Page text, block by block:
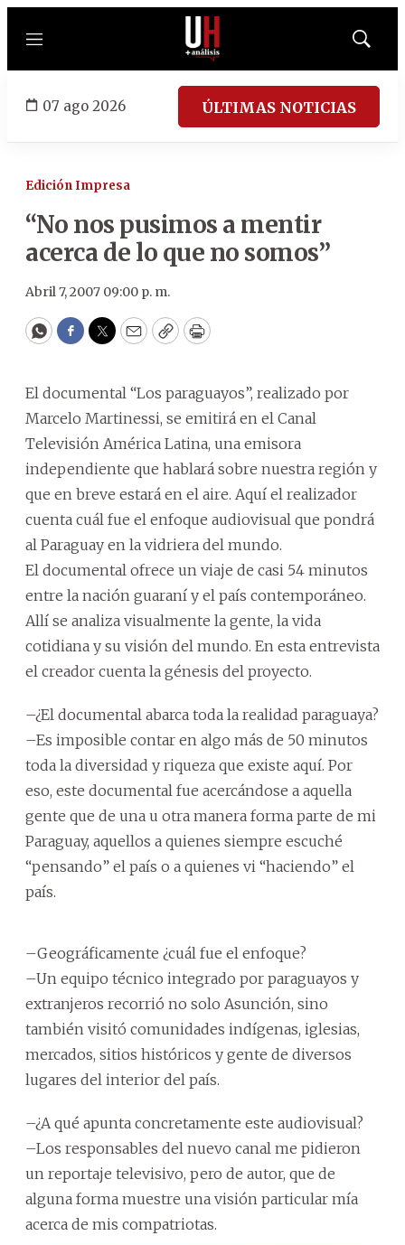
Menú
Mostrar
07 ago 2026 ÚLTIMAS NOTICIAS
Edición Impresa
“No nos pusimos a mentir
acerca de lo que no somos”
Abril 7, 2007 09:00 p. m.
WhatsApp
Facebook
Twitter
EmailCopyPrint
El documental “Los paraguayos”, realizado por
Marcelo Martinessi, se emitirá en el Canal
Televisión América Latina, una emisora
independiente que hablará sobre nuestra región y
que en breve estará en el aire. Aquí el realizador
cuenta cuál fue el enfoque audiovisual que pondrá
al Paraguay en la vidriera del mundo.
El documental ofrece un viaje de casi 54 minutos
entre la nación guaraní y el país contemporáneo.
Allí se analiza visualmente la gente, la vida
cotidiana y su visión del mundo. En esta entrevista
el creador cuenta la génesis del proyecto.
–¿El documental abarca toda la realidad paraguaya?
–Es imposible contar en algo más de 50 minutos
toda la diversidad y riqueza que existe aquí. Por
eso, este documental fue acercándose a aquella
gente que de una u otra manera forma parte de mi
Paraguay, aquellos a quienes siempre escuché
“pensando” el país o a quienes vi “haciendo” el
país.
–Geográficamente ¿cuál fue el enfoque?
–Un equipo técnico integrado por paraguayos y
extranjeros recorrió no solo Asunción, sino
también visitó comunidades indígenas, iglesias,
mercados, sitios históricos y gente de diversos
lugares del interior del país.
–¿A qué apunta concretamente este audiovisual?
–Los responsables del nuevo canal me pidieron
un reportaje televisivo, pero de autor, que de
alguna forma muestre una visión particular mía
acerca de mis compatriotas.